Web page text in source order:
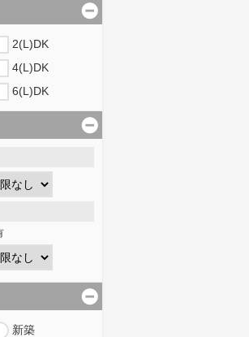
2(L)DK
4(L)DK
6(L)DK
新築